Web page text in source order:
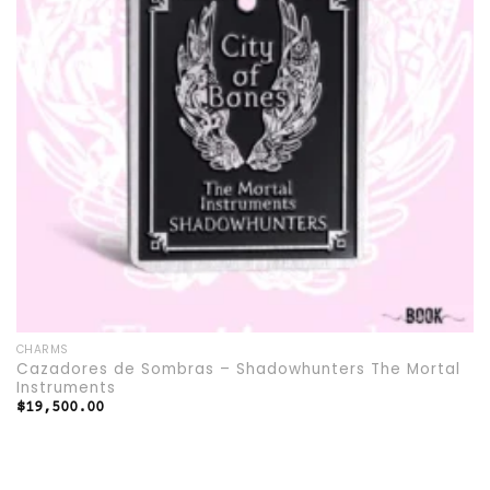
CHARMS
Cazadores de Sombras – Shadowhunters The Mortal
Instruments
$19,500.00